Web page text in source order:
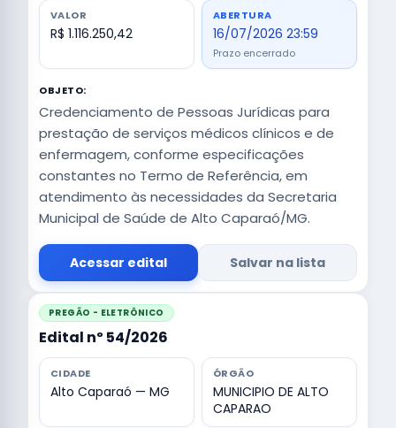
VALOR
R$ 1.116.250,42
ABERTURA
16/07/2026 23:59
Prazo encerrado
OBJETO:
Credenciamento de Pessoas Jurídicas para
prestação de serviços médicos clínicos e de
enfermagem, conforme especificações
constantes no Termo de Referência, em
atendimento às necessidades da Secretaria
Municipal de Saúde de Alto Caparaó/MG.
Acessar edital Salvar na lista
PREGÃO - ELETRÔNICO
Edital nº 54/2026
CIDADE
Alto Caparaó — MG
ÓRGÃO
MUNICIPIO DE ALTO
CAPARAO